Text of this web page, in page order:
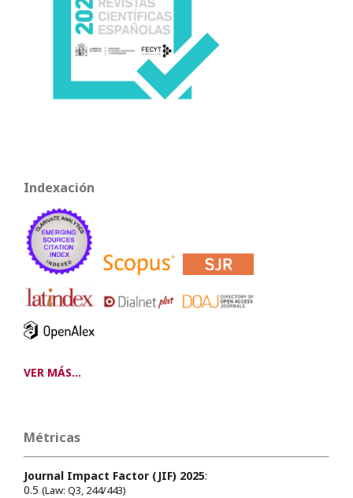
Indexación
VER MÁS...
Métricas
Journal Impact Factor (JIF) 2025:
0.5 (Law: Q3, 244/443)